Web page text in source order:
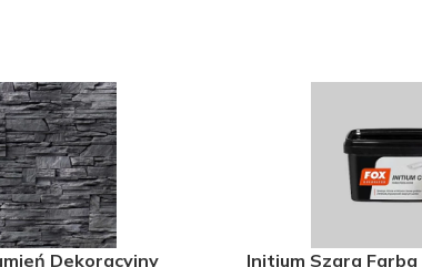
Dekoracyjny
Initium Szara Farba